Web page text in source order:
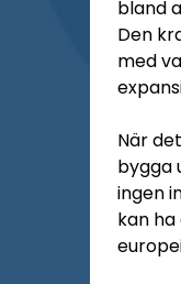
bland
Den
med
När
bygga
ingen
kan